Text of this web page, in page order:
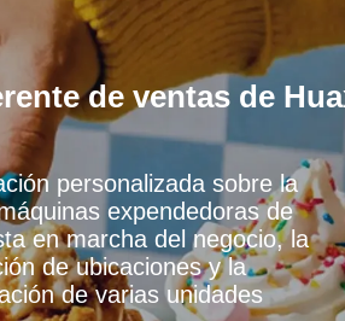
de ventas de
personalizada sobre la
expendedoras de
en marcha del negocio, la
de ubicaciones y la
de varias unidades